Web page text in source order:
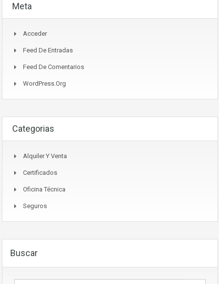
Meta
Acceder
Feed De Entradas
Feed De Comentarios
WordPress.org
Categorias
Alquiler Y Venta
Certificados
Oficina Técnica
Seguros
Buscar